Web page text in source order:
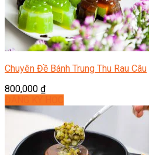
Chuyên Đề Bánh Trung Thu Rau Câu
800,000 ₫